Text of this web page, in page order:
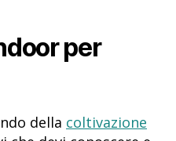
per
della coltivazione